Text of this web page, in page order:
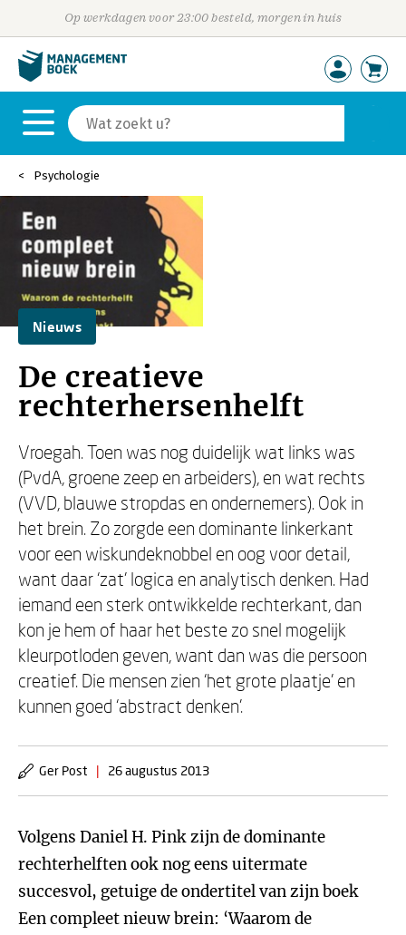
Op werkdagen voor 23:00 besteld, morgen in huis
Psychologie
Nieuws
De creatieve
rechterhersenhelft
Vroegah. Toen was nog duidelijk wat links was
(PvdA, groene zeep en arbeiders), en wat rechts
(VVD, blauwe stropdas en ondernemers). Ook in
het brein. Zo zorgde een dominante linkerkant
voor een wiskundeknobbel en oog voor detail,
want daar ‘zat’ logica en analytisch denken. Had
iemand een sterk ontwikkelde rechterkant, dan
kon je hem of haar het beste zo snel mogelijk
kleurpotloden geven, want dan was die persoon
creatief. Die mensen zien ‘het grote plaatje’ en
kunnen goed ‘abstract denken’.
Ger Post | 26 augustus 2013
Volgens Daniel H. Pink zijn de dominante
rechterhelften ook nog eens uitermate
succesvol, getuige de ondertitel van zijn boek
Een compleet nieuw brein: ‘Waarom de